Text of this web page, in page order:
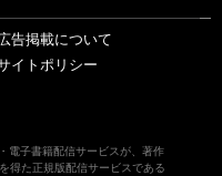
告掲載について
イトポリシー
電子書籍配信サービスが、著作
得た正規版配信サービスである